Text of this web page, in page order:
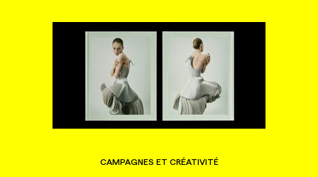
CAMPAGNES ET CRÉATIVITÉ